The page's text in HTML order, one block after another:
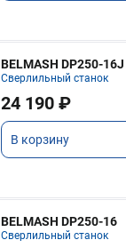
BELMASH DP250-16J
Сверлильный станок
24 190 ₽
В корзину
BELMASH DP250-16
Сверлильный станок